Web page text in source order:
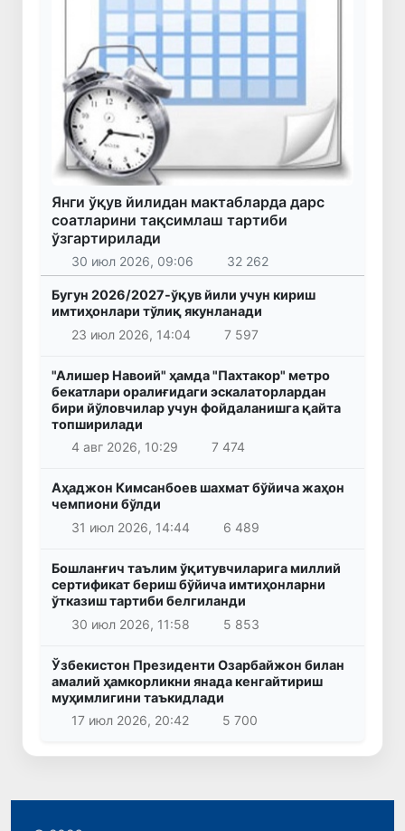
Янги ўқув йилидан мактабларда дарс
соатларини тақсимлаш тартиби
ўзгартирилади
30 июл 2026, 09:06 32 262
Бугун 2026/2027-ўқув йили учун кириш
имтиҳонлари тўлиқ якунланади
23 июл 2026, 14:04
7 597
"Алишер Навоий" ҳамда "Пахтакор" метро
бекатлари оралиғидаги эскалаторлардан
бири йўловчилар учун фойдаланишга қайта
топширилади
4 авг 2026, 10:29
7 474
Аҳаджон Кимсанбоев шахмат бўйича жаҳон
чемпиони бўлди
31 июл 2026, 14:44
6 489
Бошланғич таълим ўқитувчиларига миллий
сертификат бериш бўйича имтиҳонларни
ўтказиш тартиби белгиланди
30 июл 2026, 11:58
5 853
Ўзбекистон Президенти Озарбайжон билан
амалий ҳамкорликни янада кенгайтириш
муҳимлигини таъкидлади
17 июл 2026, 20:42
5 700